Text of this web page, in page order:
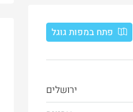
פתח במפות גוגל
ירושלים